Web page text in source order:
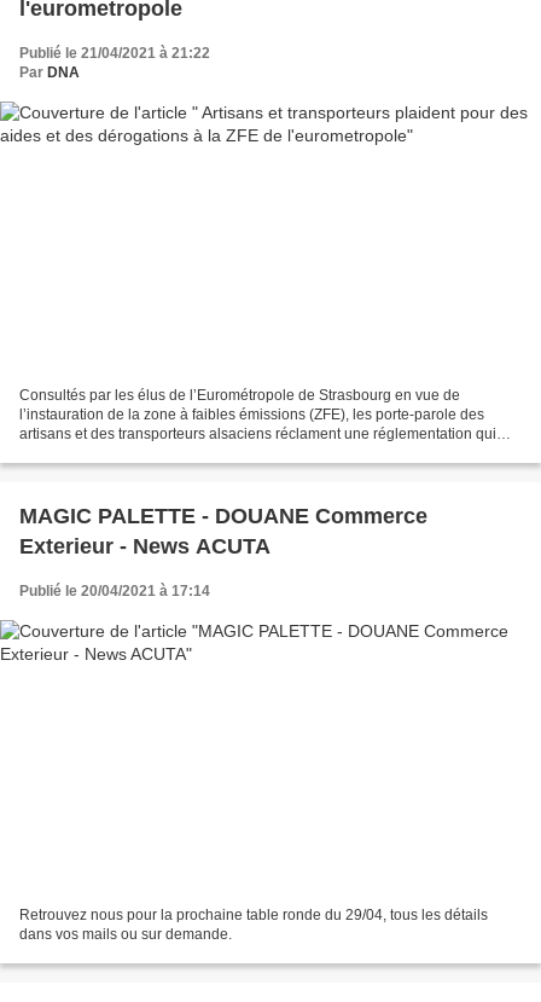
l'eurometropole
Publié le 21/04/2021 à 21:22
Par DNA
Consultés par les élus de l’Eurométropole de Strasbourg en vue de
l’instauration de la zone à faibles émissions (ZFE), les porte-parole des
artisans et des transporteurs alsaciens réclament une réglementation qui
MAGIC PALETTE - DOUANE Commerce
Exterieur - News ACUTA
Publié le 20/04/2021 à 17:14
Retrouvez nous pour la prochaine table ronde du 29/04, tous les détails
dans vos mails ou sur demande.